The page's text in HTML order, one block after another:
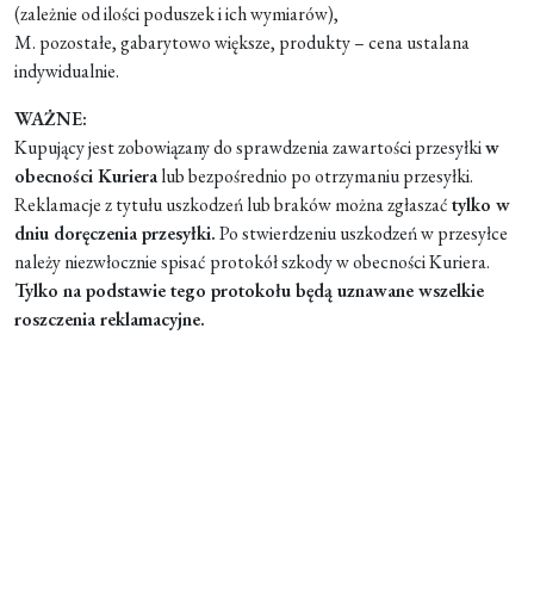
(zależnie od ilości poduszek i ich wymiarów),
M. pozostałe, gabarytowo większe, produkty – cena ustalana
indywidualnie.
WAŻNE:
Kupujący jest zobowiązany do sprawdzenia zawartości przesyłkiw
obecności Kurieralub bezpośrednio po otrzymaniu przesyłki.
Reklamacje z tytułu uszkodzeń lub braków można zgłaszaćtylko w
dniu doręczenia przesyłki.Po stwierdzeniu uszkodzeń w przesyłce
należy niezwłocznie spisać protokół szkody w obecności Kuriera.
Tylko na podstawie tego protokołu będą uznawane wszelkie
roszczenia reklamacyjne.